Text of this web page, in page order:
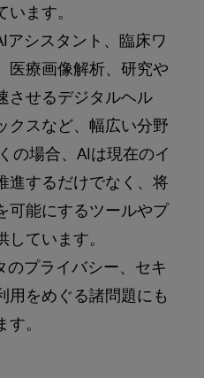
ます。
アシスタント、臨床ワ
医療画像解析、研究や
させるデジタルヘル
クスなど、幅広い分野
の場合、AIは現在のイ
進するだけでなく、将
可能にするツールやプ
ています。
のプライバシー、セキ
用をめぐる諸問題にも
。